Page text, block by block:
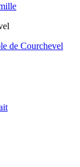
de Courchevel